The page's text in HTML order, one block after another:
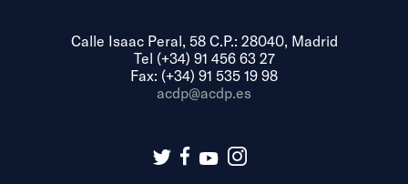
Calle Isaac Peral, 58 C.P.: 28040, Madrid
Tel (+34) 91 456 63 27
Fax: (+34) 91 535 19 98
acdp@acdp.es